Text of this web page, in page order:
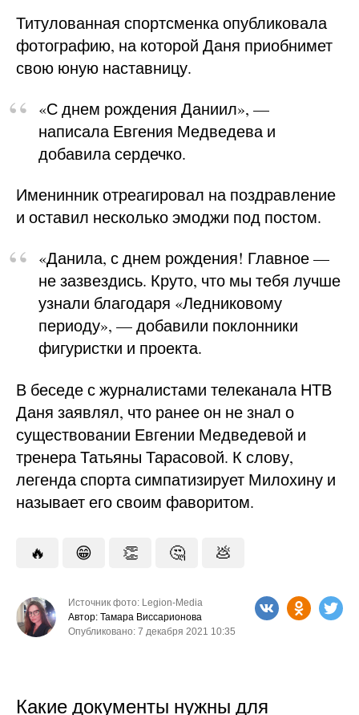
Титулованная спортсменка опубликовала
фотографию, на которой Даня приобнимет
свою юную наставницу.
«С днем рождения Даниил», —
написала Евгения Медведева и
добавила сердечко.
Именинник отреагировал на поздравление
и оставил несколько эмоджи под постом.
«Данила, с днем рождения! Главное —
не зазвездись. Круто, что мы тебя лучше
узнали благодаря «Ледниковому
периоду», — добавили поклонники
фигуристки и проекта.
В беседе с журналистами телеканала НТВ
Даня заявлял, что ранее он не знал о
существовании Евгении Медведевой и
тренера Татьяны Тарасовой. К слову,
легенда спорта симпатизирует Милохину и
называет его своим фаворитом.
🔥 😁 👏 🤔 💩
Источник фото: Legion-Media
Автор: Тамара Виссарионова
Опубликовано: 7 декабря 2021 10:35
Какие документы нужны для